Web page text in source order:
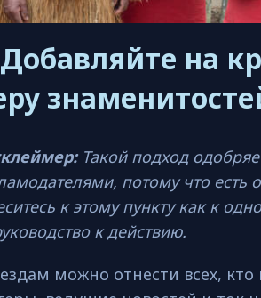
на
Такой подход
потому что есть
к этому пункту как к
к действию.
можно отнести всех,